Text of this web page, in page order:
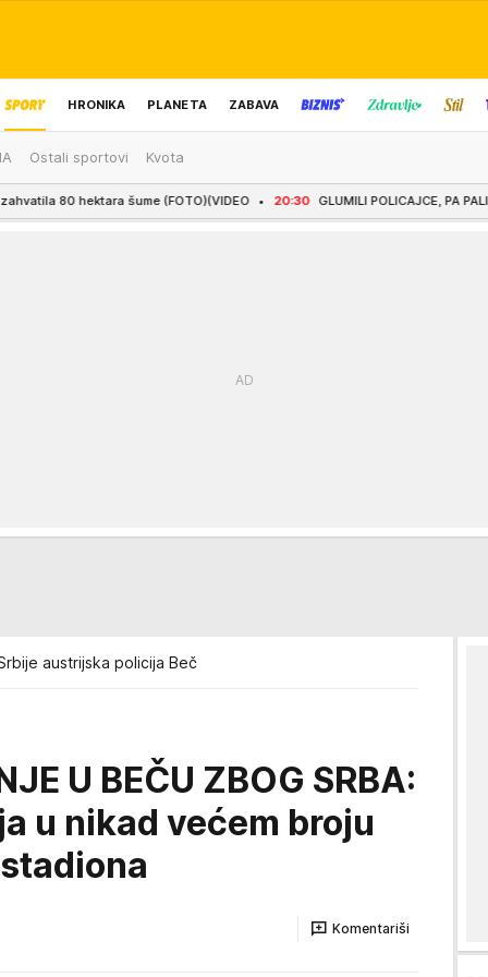
HRONIKA PLANETA ZABAVA
IZBOR UREDNIKA
Ostali sportovi Kvota
šume (FOTO)(VIDEO 20:30 GLUMILI POLICAJCE, PA PALI U ZAMKU:
austrijska policija Beč
U BEČU ZBOG SRBA:
u nikad većem broju
Komentariši